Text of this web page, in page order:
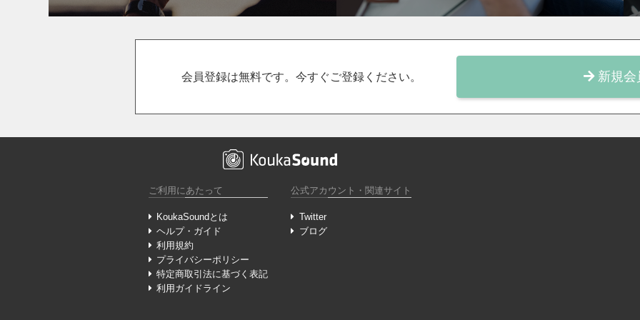
会員登録は無料です。今すぐご登録ください。 新規会
ご利用にあたって
KoukaSoundとは
ヘルプ・ガイド
利用規約
プライバシーポリシー
特定商取引法に基づく表記
利用ガイドライン
公式アカウント・関連サイト
Twitter
ブログ